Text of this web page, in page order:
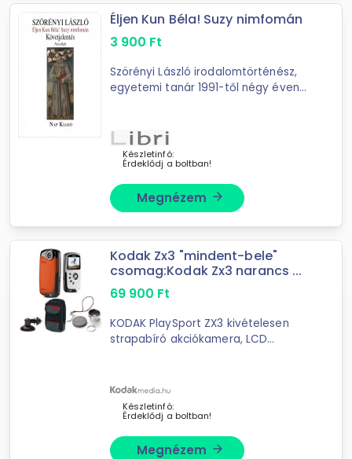
Éljen Kun Béla! Suzy nimfomán
3 900 Ft
Szörényi László irodalomtörténész,
egyetemi tanár 1991-től négy éven
misszióvezetők közé tartozott, akik
Készletinfó:
Érdeklődj a boltban!
Megnézem arrow_forward
Kodak Zx3 "mindent-bele"
csomag:Kodak Zx3 narancs ...
69 900 Ft
KODAK PlaySport ZX3 kivételesen
strapabíró akciókamera, LCD
Készletinfó:
Érdeklődj a boltban!
Megnézem arrow_forward